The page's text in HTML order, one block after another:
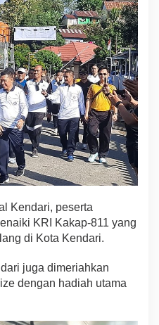
Kendari, peserta
KRI Kakap-811 yang
di Kota Kendari.
juga dimeriahkan
dengan hadiah utama